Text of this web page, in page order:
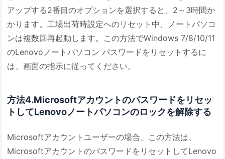
アップする2番目のオプションを選択すると、2～3時間か
かります。工場出荷時設定へのリセット中、ノートパソコ
ンは複数回再起動します。この方法でWindows 7/8/10/11
のLenovoノートパソコン パスワードをリセットするに
は、画面の指示に従ってください。
方法4.Microsoftアカウントのパスワードをリセッ
トしてLenovoノートパソコンのロックを解除する
Microsoftアカウントユーザーの場合、この方法は、
MicrosoftアカウントのパスワードをリセットしてLenovo